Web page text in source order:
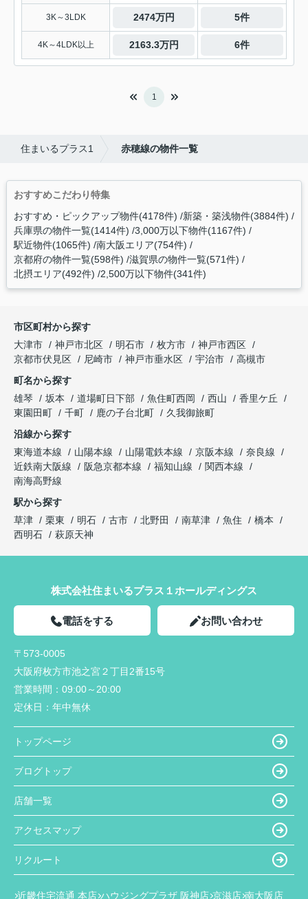
3K～3LDK 2474万円 5件
4K～4LDK以上 2163.3万円 6件
1
住まいるプラス1 赤穂線の物件一覧
おすすめこだわり特集
おすすめ・ピックアップ物件(4178件) 新築・築浅物件(3884件)
兵庫県の物件一覧(1414件) 3,000万以下物件(1167件)
駅近物件(1065件) 南大阪エリア(754件)
京都府の物件一覧(598件) 滋賀県の物件一覧(571件)
北摂エリア(492件) 2,500万以下物件(341件)
市区町村から探す
大津市
神戸市北区 明石市 枚方市
神戸市西区
京都市伏見区
尼崎市 神戸市垂水区 宇治市
高槻市
町名から探す
雄琴
坂本 道場町日下部 魚住町西岡 西山
香里ケ丘
東園田町
千町 鹿の子台北町
久我御旅町
沿線から探す
東海道本線
山陽本線 山陽電鉄本線 京阪本線
奈良線
近鉄南大阪線
阪急京都本線 福知山線
関西本線
南海高野線
駅から探す
草津
栗東 明石 古市 北野田 南草津 魚住
橋本
西明石
萩原天神
株式会社住まいるプラス１ホールディングス
電話をする お問い合わせ
〒573-0005
大阪府枚方市池之宮２丁目2番15号
営業時間： 09:00～20:00
定休日： 年中無休
トップページ
ブログトップ
店舗一覧
アクセスマップ
リクルート
近畿住宅流通 本店 ハウジングプラザ 阪神店 京滋店 南大阪店